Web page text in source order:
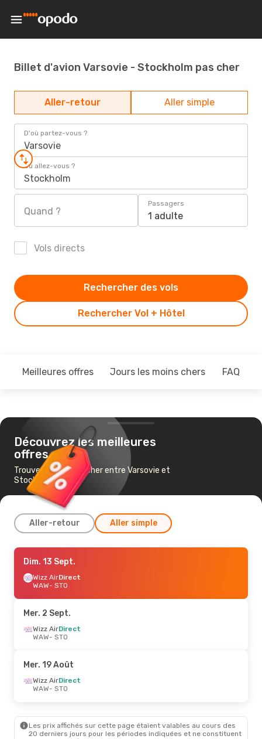
Billet d'avion Varsovie - Stockholm pas cher
Aller-retour Aller simple
D'où partez-vous ?
Varsovie
Où allez-vous ?
Stockholm
Quand ?
Passagers
1 adulte
Vols directs
Rechercher Vol + Hôtel
Rechercher des vols
Meilleures offres Jours les moins chers FAQ
Découvrez les meilleures
offres
Trouvez un vol pas cher entre Varsovie et
Stockholm
Aller-retour Aller simple
Ven. 18 Sept.
Wizz AirDirect
WAW- STO
STO- WAW
Ven. 4 Sept.- Lun. 7 Sept.
Wizz Air Direct
STO - WAW
- STO
RyanairDirect
Dim. 13 Sept.
Wizz AirDirect
WAW- STO
Mer. 2 Sept.
Wizz AirDirect
WAW- STO
Mer. 19 Août
Wizz AirDirect
WAW- STO
Les prix affichés sur cette page étaient valables au cours des
20 derniers jours pour les périodes indiquées et ne constituent